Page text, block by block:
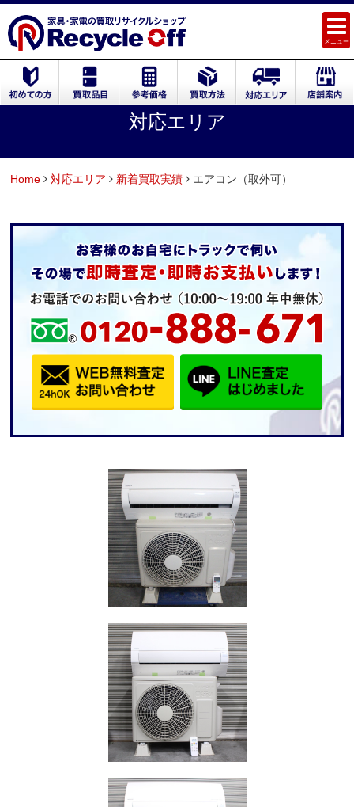
メニュー
対応エリア
Home 対応エリア 新着買取実績 エアコン（取外可）